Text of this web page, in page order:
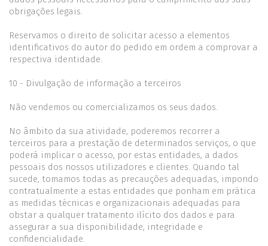
obrigações legais.
Reservamos o direito de solicitar acesso a elementos
identificativos do autor do pedido em ordem a comprovar a
respectiva identidade.
10 - Divulgação de informação a terceiros
Não vendemos ou comercializamos os seus dados.
No âmbito da sua atividade, poderemos recorrer a
terceiros para a prestação de determinados serviços, o que
poderá implicar o acesso, por estas entidades, a dados
pessoais dos nossos utilizadores e clientes. Quando tal
sucede, tomamos todas as precauções adequadas, impondo
contratualmente a estas entidades que ponham em prática
as medidas técnicas e organizacionais adequadas para
obstar a qualquer tratamento ilícito dos dados e para
assegurar a sua disponibilidade, integridade e
confidencialidade.